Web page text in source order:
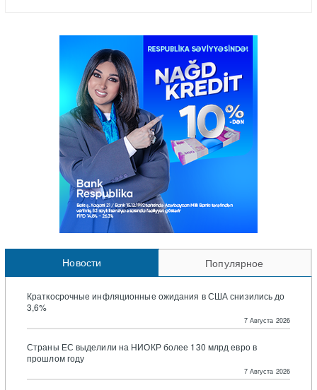
Новости Популярное
Краткосрочные инфляционные ожидания в США снизились до
3,6%
7 Августа 2026
Страны ЕС выделили на НИОКР более 130 млрд евро в
прошлом году
7 Августа 2026